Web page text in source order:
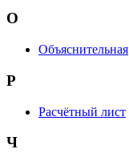
О
Объяснительная
Р
Расчётный лист
Ч